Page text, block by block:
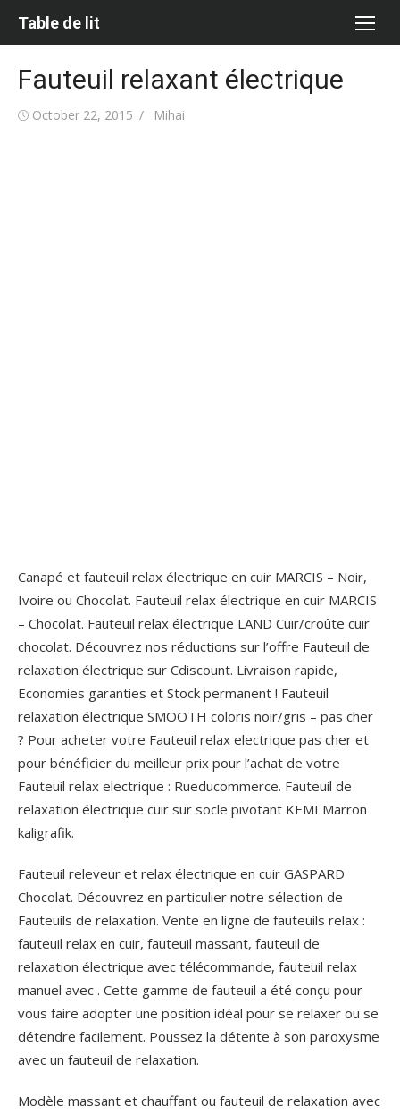
Table de lit
Fauteuil relaxant électrique
Posted
October 22, 2015 Author
Mihai
Canapé et fauteuil relax électrique en cuir MARCIS – Noir,
Ivoire ou Chocolat. Fauteuil relax électrique en cuir MARCIS
– Chocolat. Fauteuil relax électrique LAND Cuir/croûte cuir
chocolat. Découvrez nos réductions sur l’offre Fauteuil de
relaxation électrique sur Cdiscount. Livraison rapide,
Economies garanties et Stock permanent ! Fauteuil
relaxation électrique SMOOTH coloris noir/gris – pas cher
? Pour acheter votre Fauteuil relax electrique pas cher et
pour bénéficier du meilleur prix pour l’achat de votre
Fauteuil relax electrique : Rueducommerce. Fauteuil de
relaxation électrique cuir sur socle pivotant KEMI Marron
kaligrafik.
Fauteuil releveur et relax électrique en cuir GASPARD
Chocolat. Découvrez en particulier notre sélection de
Fauteuils de relaxation. Vente en ligne de fauteuils relax :
fauteuil relax en cuir, fauteuil massant, fauteuil de
relaxation électrique avec télécommande, fauteuil relax
manuel avec . Cette gamme de fauteuil a été conçu pour
vous faire adopter une position idéal pour se relaxer ou se
détendre facilement. Poussez la détente à son paroxysme
avec un fauteuil de relaxation.
Modèle massant et chauffant ou fauteuil de relaxation avec